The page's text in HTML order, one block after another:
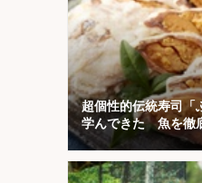
超個性的伝統寿司「
学んできた 魚を徹
スタート